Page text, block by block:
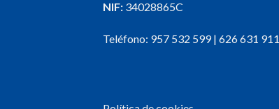
NIF: 34028865C
Teléfono: 957 532 599| 626 631 911